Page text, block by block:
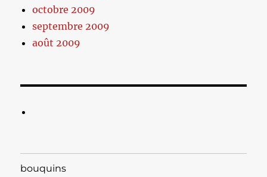
octobre 2009
septembre 2009
août 2009
bouquins